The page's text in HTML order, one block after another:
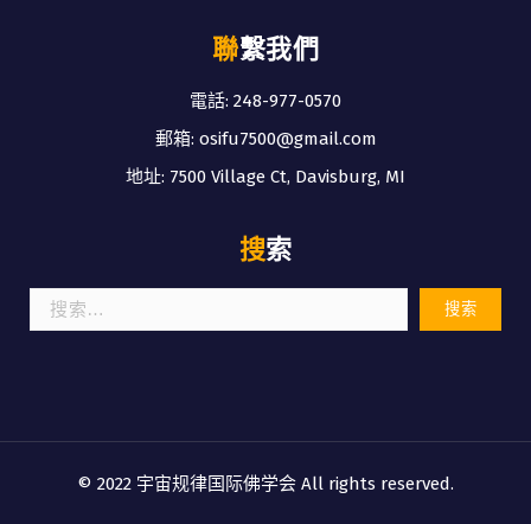
聯繫我們
電話: 248-977-0570
郵箱: osifu7500@gmail.com
地址: 7500 Village Ct, Davisburg, MI
搜索
索：
© 2022 宇宙规律国际佛学会 All rights reserved.